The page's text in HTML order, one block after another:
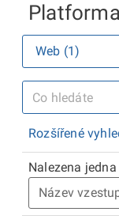
Web (1)
Rozšířené
Nalezena